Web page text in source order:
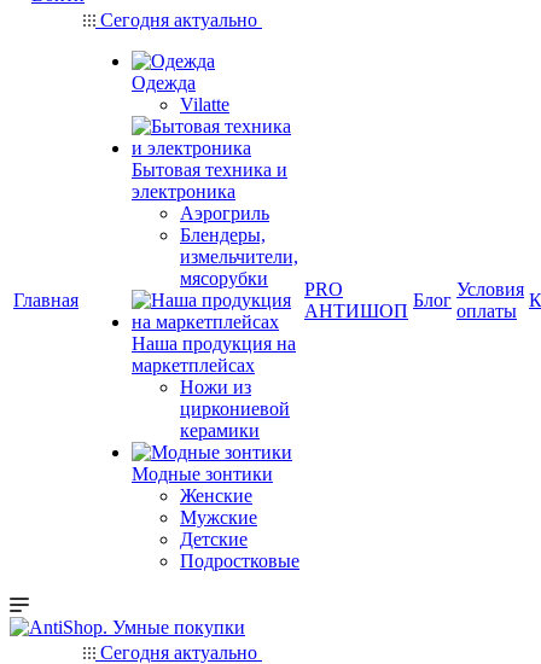
Главная
Сегодня актуально
Одежда
Vilatte
Бытовая техника и
электроника
Аэрогриль
Блендеры,
измельчители,
мясорубки
Наша продукция на
маркетплейсах
Ножи из
циркониевой
керамики
Модные зонтики
Женские
Мужские
Детские
Подростковые
PRO
АНТИШОП
Блог
Условия
оплаты
Сегодня актуально